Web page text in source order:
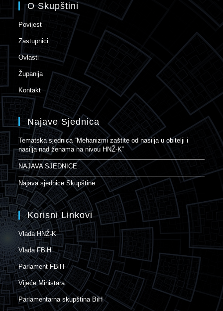
O Skupštini
Povijest
Zastupnici
Ovlasti
Županija
Kontakt
Najave Sjednica
Tematska sjednica “Mehanizmi zaštite od nasilja u obitelji i
nasilja nad ženama na nivou HNŽ-K”
NAJAVA SJEDNICE
Najava sjednice Skupštine
Korisni Linkovi
Vlada HNŽ-K
Vlada FBiH
Parlament FBiH
Vijeće Ministara
Parlamentarna skupština BiH